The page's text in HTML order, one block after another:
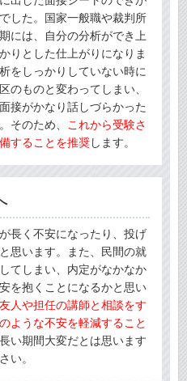
した。国家一般職や裁判所
には、自分の分析ができ上
りとした仕上がりになりま
をしっかりしていない時に
のものと変わってしまい、
接がかなり話しづらかった
そのため、
これから受験さ
することを推奨します。
長く不安になったり、投げ
思います。また、民間の就
てしまい、内定がなかなか
を抱くことになるかと思い
友人や担任の講師と相談をす
ような不安を軽減すること
い期間大変だとは思います
い。